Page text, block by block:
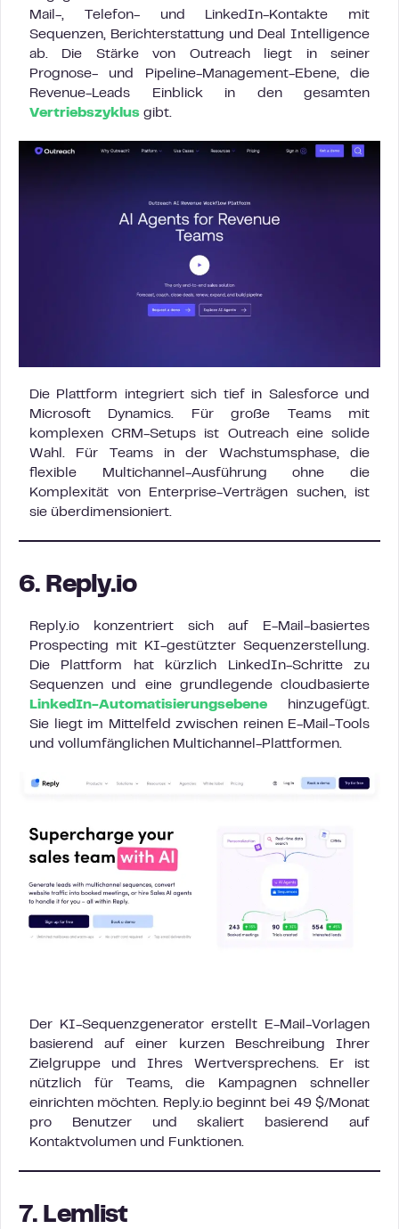
Mail-, Telefon- und LinkedIn-Kontakte mit
Sequenzen, Berichterstattung und Deal Intelligence
ab. Die Stärke von Outreach liegt in seiner
Prognose- und Pipeline-Management-Ebene, die
Revenue-Leads Einblick in den gesamten
Vertriebszyklus gibt.
Die Plattform integriert sich tief in Salesforce und
Microsoft Dynamics. Für große Teams mit
komplexen CRM-Setups ist Outreach eine solide
Wahl. Für Teams in der Wachstumsphase, die
flexible Multichannel-Ausführung ohne die
Komplexität von Enterprise-Verträgen suchen, ist
sie überdimensioniert.
6. Reply.io
Reply.io konzentriert sich auf E-Mail-basiertes
Prospecting mit KI-gestützter Sequenzerstellung.
Die Plattform hat kürzlich LinkedIn-Schritte zu
Sequenzen und eine grundlegende cloudbasierte
LinkedIn-Automatisierungsebene hinzugefügt.
Sie liegt im Mittelfeld zwischen reinen E-Mail-Tools
und vollumfänglichen Multichannel-Plattformen.
Der KI-Sequenzgenerator erstellt E-Mail-Vorlagen
basierend auf einer kurzen Beschreibung Ihrer
Zielgruppe und Ihres Wertversprechens. Er ist
nützlich für Teams, die Kampagnen schneller
einrichten möchten. Reply.io beginnt bei 49 $/Monat
pro Benutzer und skaliert basierend auf
Kontaktvolumen und Funktionen.
7. Lemlist